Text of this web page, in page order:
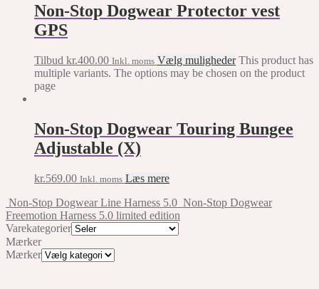
Non-Stop Dogwear Protector vest
GPS
Tilbud kr.400.00 Inkl. moms Vælg mulighederThis product has
multiple variants. The options may be chosen on the product
page
Non-Stop Dogwear Touring Bungee
Adjustable (X)
kr.569.00 Inkl. moms Læs mere
Non-Stop Dogwear Line Harness 5.0 Non-Stop Dogwear
Freemotion Harness 5.0 limited edition
Varekategorier
Mærker
Mærker